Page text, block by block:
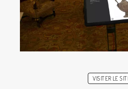
VISITER LE